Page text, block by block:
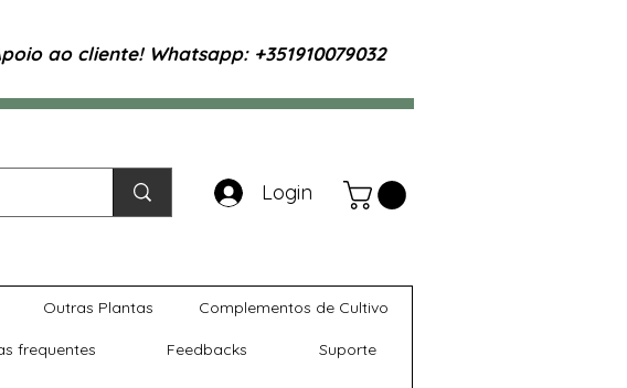
ao cliente! Whatsapp: +351910079032
Login
Outras Plantas Complementos de Cultivo
frequentes Feedbacks Suporte